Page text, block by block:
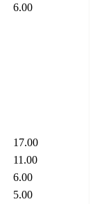
6.00
17.00
11.00
6.00
5.00